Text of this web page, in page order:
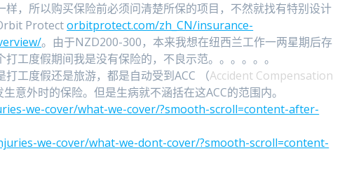
，所以购买保险前必须问清楚所保的项目，不然就找有特别设计
Protectorbitprotect.com/zh_CN/insurance-
。由于NZD200-300，本来我想在纽西兰工作一两星期后存
工度假期间我是没有保险的，不良示范。。。。。。
工度假还是旅游，都是自动受到ACC （Accident Compensation
意外时的保险。但是生病就不涵括在这ACC的范围内。
we-cover/what-we-cover/?smooth-scroll=content-after-
we-cover/what-we-dont-cover/?smooth-scroll=content-